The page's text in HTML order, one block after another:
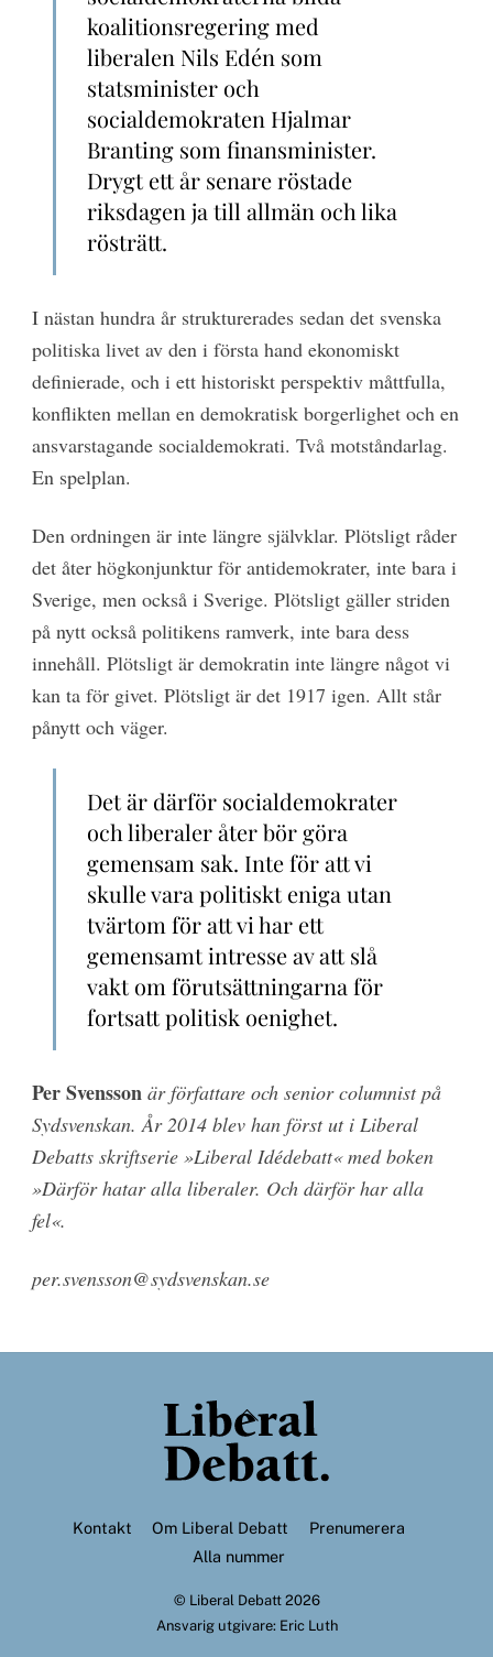
koalitionsregering med
liberalen Nils Edén som
statsminister och
socialdemokraten Hjalmar
Branting som finansminister.
Drygt ett år senare röstade
riksdagen ja till allmän och lika
rösträtt.
I nästan hundra år strukturerades sedan det svenska
politiska livet av den i första hand ekonomiskt
definierade, och i ett historiskt perspektiv måttfulla,
konflikten mellan en demokratisk borgerlighet och en
ansvarstagande socialdemokrati. Två motståndarlag.
En spelplan.
Den ordningen är inte längre självklar. Plötsligt råder
det åter högkonjunktur för antidemokrater, inte bara i
Sverige, men också i Sverige. Plötsligt gäller striden
på nytt också politikens ramverk, inte bara dess
innehåll. Plötsligt är demokratin inte längre något vi
kan ta för givet. Plötsligt är det 1917 igen. Allt står
pånytt och väger.
Det är därför socialdemokrater
och liberaler åter bör göra
gemensam sak. Inte för att vi
skulle vara politiskt eniga utan
tvärtom för att vi har ett
gemensamt intresse av att slå
vakt om förutsättningarna för
fortsatt politisk oenighet.
Per Svensson är författare och senior columnist på
Sydsvenskan. År 2014 blev han först ut i Liberal
Debatts skriftserie »Liberal Idédebatt« med boken
»Därför hatar alla liberaler. Och därför har alla
fel«.
per.svensson@sydsvenskan.se
Back
To
Top
Kontakt Om Liberal Debatt
Prenumerera
Alla nummer
© Liberal Debatt2026
Ansvarig utgivare: Eric Luth